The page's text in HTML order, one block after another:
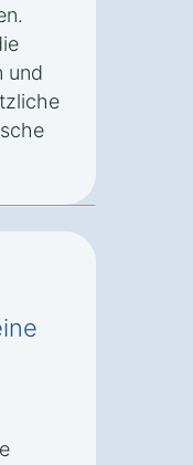
und